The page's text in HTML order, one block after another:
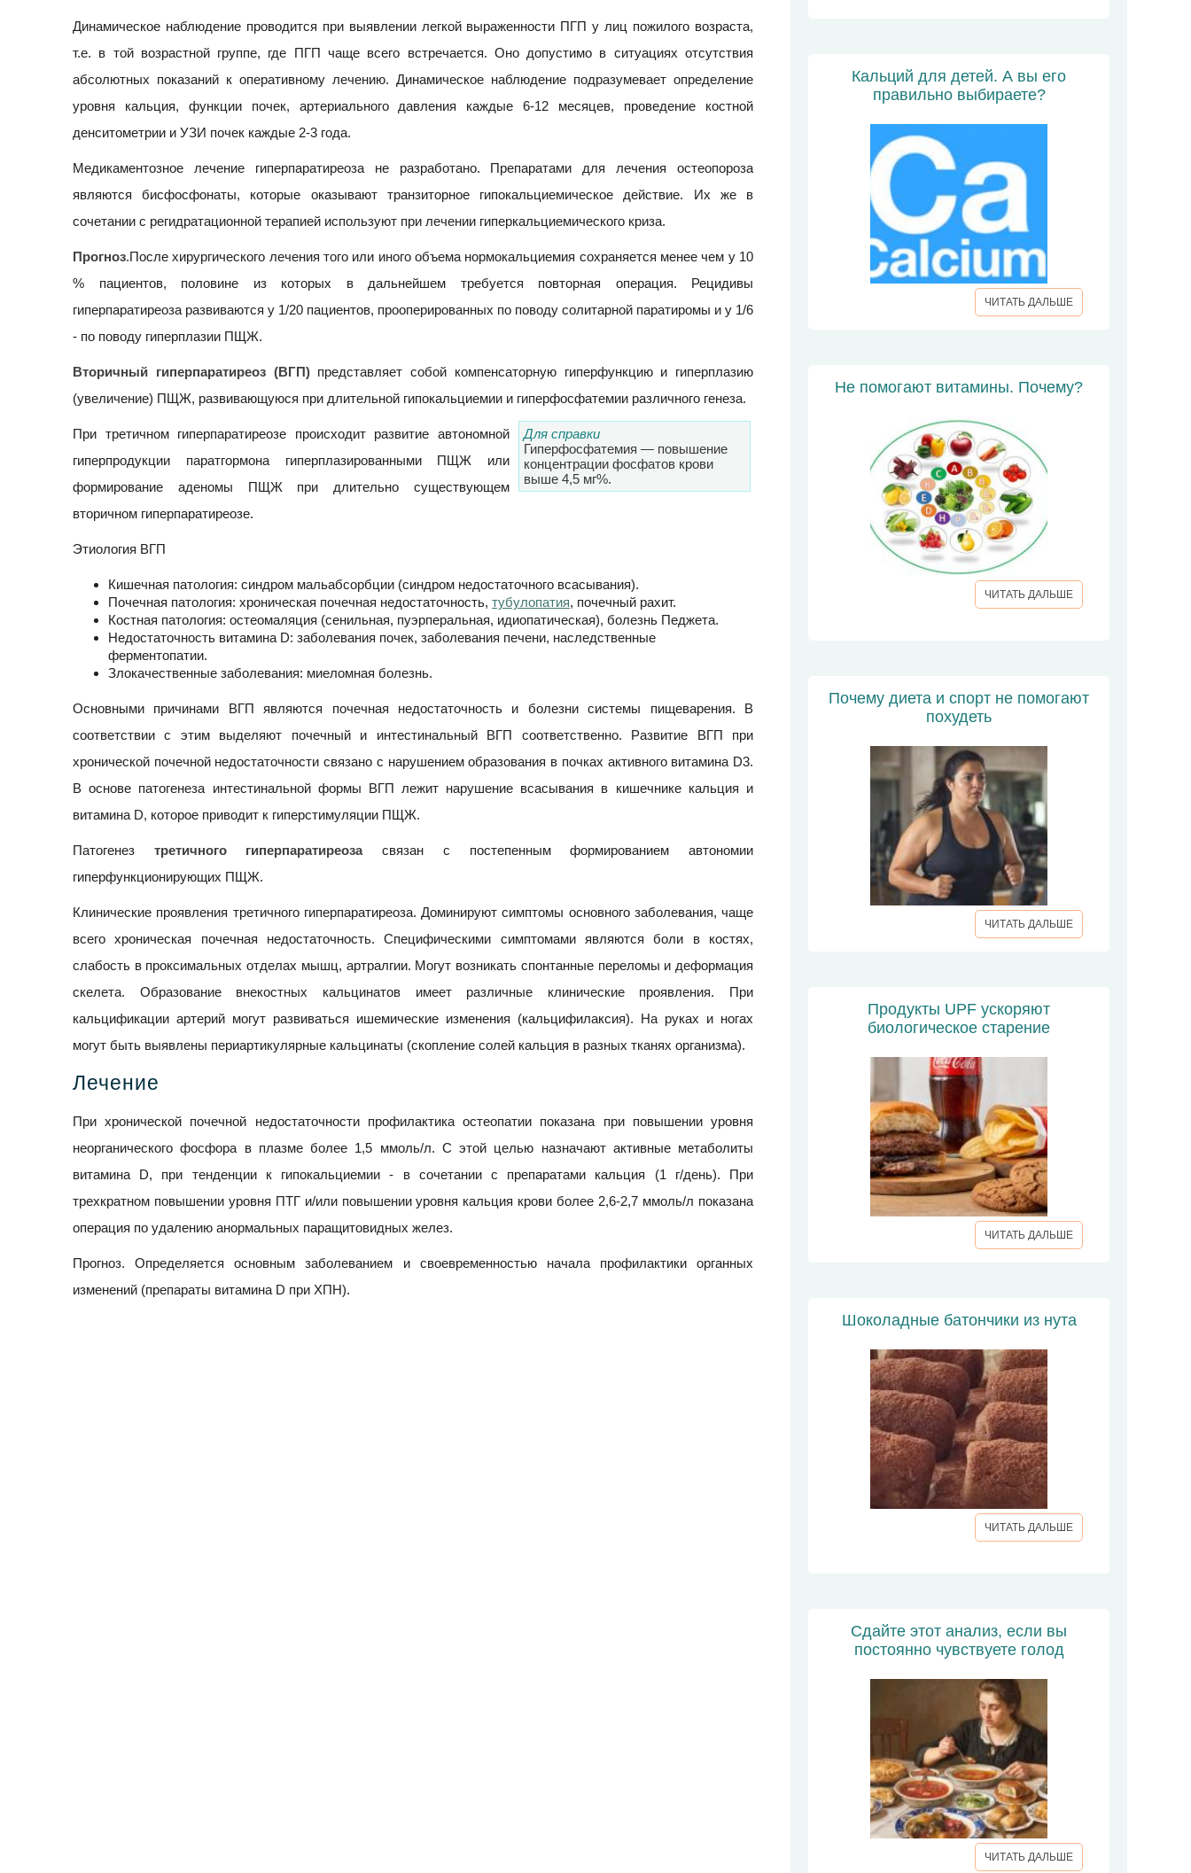
Динамическое наблюдение проводится при выявлении легкой выраженности ПГП у лиц пожилого возраста,
т.е. в той возрастной группе, где ПГП чаще всего встречается. Оно допустимо в ситуациях отсутствия
абсолютных показаний к оперативному лечению. Динамическое наблюдение подразумевает определение
уровня кальция, функции почек, артериального давления каждые 6-12 месяцев, проведение костной
денситометрии и УЗИ почек каждые 2-3 года.
Медикаментозное лечение гиперпаратиреоза не разработано. Препаратами для лечения остеопороза
являются бисфосфонаты, которые оказывают транзиторное гипокальциемическое действие. Их же в
сочетании с регидратационной терапией используют при лечении гиперкальциемического криза.
Прогноз.После хирургического лечения того или иного объема нормокальциемия сохраняется менее чем у 10
% пациентов, половине из которых в дальнейшем требуется повторная операция. Рецидивы
гиперпаратиреоза развиваются у 1/20 пациентов, прооперированных по поводу солитарной паратиромы и у 1/6
- по поводу гиперплазии ПЩЖ.
Вторичный гиперпаратиреоз (ВГП)представляет собой компенсаторную гиперфункцию и гиперплазию
(увеличение) ПЩЖ, развивающуюся при длительной гипокальциемии и гиперфосфатемии различного генеза.
Для справки
Гиперфосфатемия — повышение
концентрации фосфатов крови
выше 4,5 мг%.
При третичном гиперпаратиреозе происходит развитие автономной
гиперпродукции паратгормона гиперплазированными ПЩЖ или
формирование аденомы ПЩЖ при длительно существующем
вторичном гиперпаратиреозе.
Этиология ВГП
Кишечная патология: синдром мальабсорбции (синдром недостаточного всасывания).
Почечная патология: хроническая почечная недостаточность, тубулопатия, почечный рахит.
Костная патология: остеомаляция (сенильная, пуэрперальная, идиопатическая), болезнь Педжета.
Недостаточность витамина D: заболевания почек, заболевания печени, наследственные
ферментопатии.
Злокачественные заболевания: миеломная болезнь.
Основными причинами ВГП являются почечная недостаточность и болезни системы пищеварения. В
соответствии с этим выделяют почечный и интестинальный ВГП соответственно. Развитие ВГП при
хронической почечной недостаточности связано с нарушением образования в почках активного витамина D3.
В основе патогенеза интестинальной формы ВГП лежит нарушение всасывания в кишечнике кальция и
витамина D, которое приводит к гиперстимуляции ПЩЖ.
Патогенез третичного гиперпаратиреозасвязан с постепенным формированием автономии
гиперфункционирующих ПЩЖ.
Клинические проявления третичного гиперпаратиреоза. Доминируют симптомы основного заболевания, чаще
всего хроническая почечная недостаточность. Специфическими симптомами являются боли в костях,
слабость в проксимальных отделах мышц, артралгии. Могут возникать спонтанные переломы и деформация
скелета. Образование внекостных кальцинатов имеет различные клинические проявления. При
кальцификации артерий могут развиваться ишемические изменения (кальцифилаксия). На руках и ногах
могут быть выявлены периартикулярные кальцинаты (скопление солей кальция в разных тканях организма).
Лечение
При хронической почечной недостаточности профилактика остеопатии показана при повышении уровня
неорганического фосфора в плазме более 1,5 ммоль/л. С этой целью назначают активные метаболиты
витамина D, при тенденции к гипокальциемии - в сочетании с препаратами кальция (1 г/день). При
трехкратном повышении уровня ПТГ и/или повышении уровня кальция крови более 2,6-2,7 ммоль/л показана
операция по удалению анормальных паращитовидных желез.
Прогноз. Определяется основным заболеванием и своевременностью начала профилактики органных
изменений (препараты витамина D при ХПН).
Кальций для детей. А вы его
правильно выбираете?
ЧИТАТЬ ДАЛЬШЕ
Не помогают витамины. Почему?
ЧИТАТЬ ДАЛЬШЕ
Почему диета и спорт не помогают
похудеть
ЧИТАТЬ ДАЛЬШЕ
Продукты UPF ускоряют
биологическое старение
ЧИТАТЬ ДАЛЬШЕ
Шоколадные батончики из нута
ЧИТАТЬ ДАЛЬШЕ
Сдайте этот анализ, если вы
постоянно чувствуете голод
ЧИТАТЬ ДАЛЬШЕ